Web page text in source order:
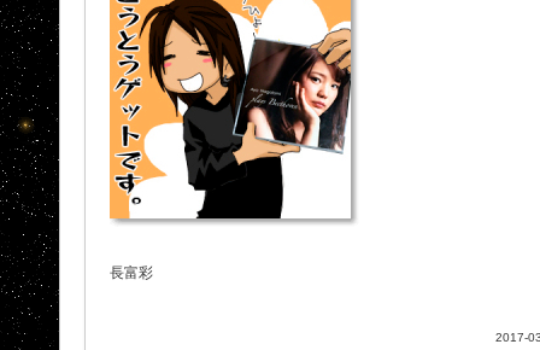
長富彩
2017-